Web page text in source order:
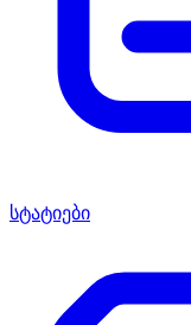
სტატიები